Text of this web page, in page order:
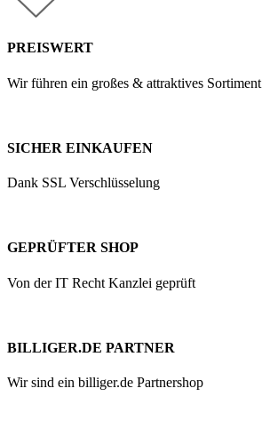
PREISWERT
Wir führen ein großes & attraktives Sortiment
SICHER EINKAUFEN
Dank SSL Verschlüsselung
GEPRÜFTER SHOP
Von der IT Recht Kanzlei geprüft
BILLIGER.DE PARTNER
Wir sind ein billiger.de Partnershop